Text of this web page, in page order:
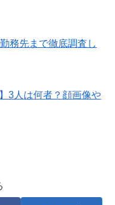
務先まで徹底調査し
3人は何者？顔画像や